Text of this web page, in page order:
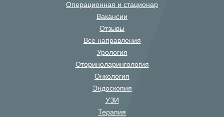
Операционная и стационар
Вакансии
Отзывы
Все направления
Урология
Оториноларингология
Онкология
Эндоскопия
УЗИ
Терапия